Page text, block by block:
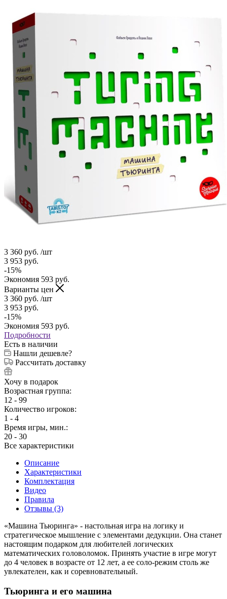
3 360 руб. /шт
3 953 руб.
-15%
Экономия 593 руб.
Варианты цен
3 360 руб. /шт
3 953 руб.
-15%
Экономия 593 руб.
Подробности
Есть в наличии
Нашли дешевле?
Рассчитать доставку
Хочу в подарок
Возрастная группа:
12 - 99
Количество игроков:
1 - 4
Время игры, мин.:
20 - 30
Все характеристики
Описание
Характеристики
Комплектация
Видео
Правила
Отзывы (3)
«Машина Тьюринга» - настольная игра на логику и
стратегическое мышление с элементами дедукции. Она станет
настоящим подарком для любителей логических
математических головоломок. Принять участие в игре могут
до 4 человек в возрасте от 12 лет, а ее соло-режим столь же
увлекателен, как и соревновательный.
Тьюринга и его машина